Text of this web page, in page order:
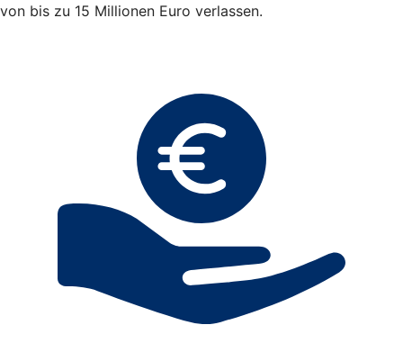
von bis zu 15 Millionen Euro verlassen.